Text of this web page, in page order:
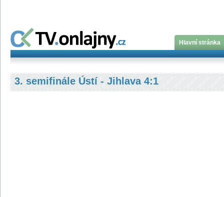
Hlavní stránka
3. semifinále Ústí - Jihlava 4:1